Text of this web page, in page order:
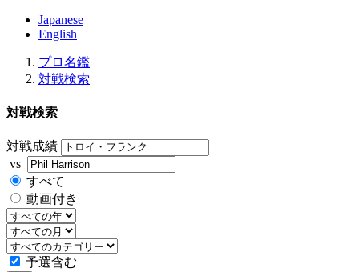
Japanese
English
プロ名鑑
対戦検索
対戦検索
対戦成績
vs
すべて
動画付き
予選含む